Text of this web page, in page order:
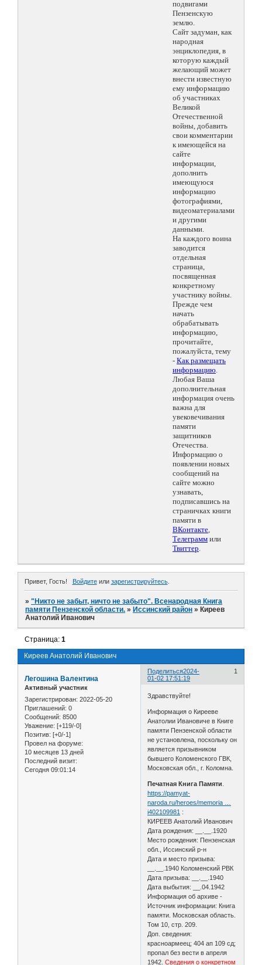
подвигами
Пензенскую
землю.
Сайт задуман, как
народная
энциклопедия, в
которую каждый
желающий может
внести известную
ему информацию
об участниках
Великой
Отечественной
войны, добавить
свои комментарии
к имеющейся на
сайте
информации,
дополнить
имеющуюся
информацию
фотографиями,
видеоматериалами
и другими
данными.
На каждого воина
заводится
отдельная
страница,
посвященная
конкретному
участнику войны.
Прежде чем
начать
обрабатывать
информацию,
прочитайте,
пожалуйста, тему
- Как размещать
информацию.
Любая Ваша
дополнительная
информация очень
важна для
увековечивания
памяти
защитников
Отечества.
Информацию о
появлении новых
сообщений на
сайте можно
узнавать,
подписавшись на
страничках книги
памяти в
ВКонтакте,
Телеграмм или
Твиттер.
Привет, Гость! Войдитеили зарегистрируйтесь.
»"Никто не забыт, ничто не забыто". Всенародная Книга
памяти Пензенской области. » Иссинский район » Киреев
Анатолий Иванович
Киреев Анатолий Иванович
Страница:1
Поделиться 1
2024-
01-02 17:51:19
Легошина Валентина
Активный участник
Зарегистрирован: 2022-05-20
Приглашений: 0
Сообщений: 8500
Уважение: [+119/-0]
Позитив: [+0/-1]
Провел на форуме:
10 месяцев 13 дней
Последний визит:
Сегодня 09:01:14
Здравствуйте!
Информация о Кирееве
Анатолии Ивановиче в Книге
памяти Пензенской области
не установлена, поскольку он
является призывником
бывшего Коломенского ГВК,
Московская обл., г. Коломна.
Печатная Книга Памяти
https://pamyat-
naroda.ru/heroes/memoria …
i402109981 :
КИРЕЕВ Анатолий Иванович
Дата рождения: __.__.1920
Место рождения: Пензенская
обл., Иссинский р-н
Дата и место призыва:
__.__.1940 Коломенский РВК
Дата призыва: __.__.1940
Дата выбытия: __.04.1942
Информация об архиве -
Источник информации: Книга
памяти. Московская область.
Том 10, стр. 209.
Доп. сведения:
красноармеец; 404 ап 109 сд;
пропал без вести в апреля
1942.Сведения о конкретном